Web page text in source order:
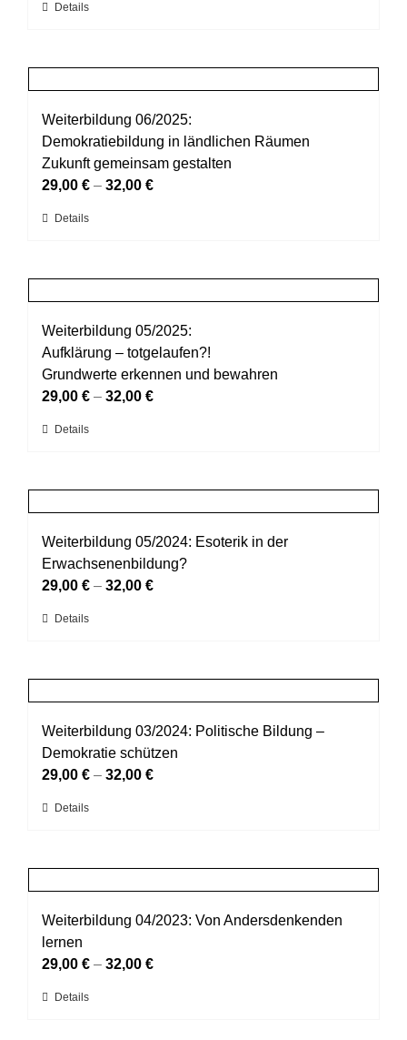
Dieses
Varianten
auf.
Die
Optionen
können
der
Details
Weiterbildung 06/2025:
Demokratiebildung in ländlichen Räumen
Zukunft gemeinsam gestalten
29,00 € – 32,00 €
Dieses
Varianten
auf.
Die
Optionen
können
der
Details
Weiterbildung 05/2025:
Aufklärung – totgelaufen?!
Grundwerte erkennen und bewahren
29,00 € – 32,00 €
Dieses
Varianten
auf.
Die
Optionen
auf
Details
Weiterbildung 05/2024: Esoterik in der
Erwachsenenbildung?
29,00 € – 32,00 €
Dieses
Varianten
auf.
Die
Optionen
auf
Details
Weiterbildung 03/2024: Politische Bildung –
Demokratie schützen
29,00 € – 32,00 €
Dieses
Varianten
auf.
Die
Optionen
auf
Details
Weiterbildung 04/2023: Von Andersdenkenden
lernen
29,00 € – 32,00 €
Dieses
Details